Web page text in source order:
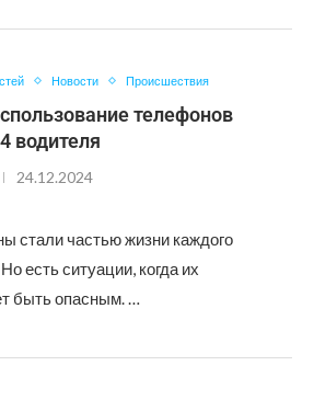
Новости Происшествия
телефонов
водителя
24.12.2024
стали частью жизни каждого
есть ситуации, когда их
быть опасным. …